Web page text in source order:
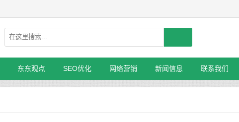
东东观点 SEO优化 网络营销 新闻信息 联系我们